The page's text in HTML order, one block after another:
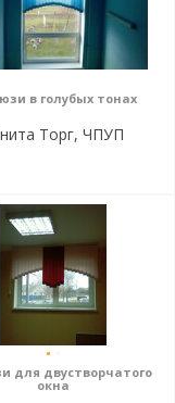
в голубых тонах
Торг, ЧПУП
для двустворчатого
окна